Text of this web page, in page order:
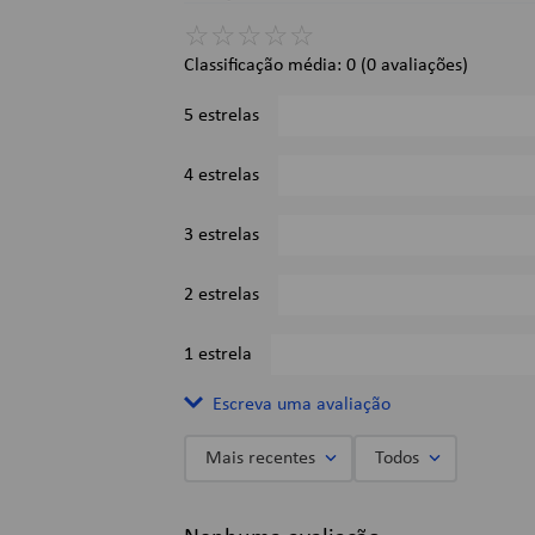
Imagens Meramente Ilustrativas.
☆ ☆ ☆ ☆ ☆
Classificação média: 0 (0 avaliações)
5 estrelas
4 estrelas
3 estrelas
2 estrelas
1 estrela
Escreva uma avaliação
Mais recentes Todos